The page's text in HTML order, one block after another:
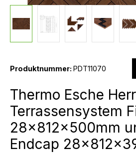
Produktnummer: PDT11070
Thermo Esche
Terrassensystem
28x812x500mm
Endcap